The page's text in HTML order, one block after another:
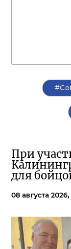
При
для
08 августа 2026,